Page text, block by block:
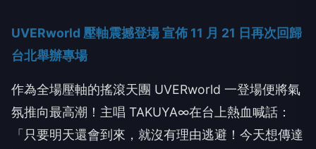
UVERworld 壓軸震撼登場 宣佈 11 月 21 日再次回歸
台北舉辦專場
作為全場壓軸的搖滾天團 UVERworld 一登場便將氣
氛推向最高潮！主唱 TAKUYA∞在台上熱血喊話：
「只要明天還會到來，就沒有理由逃避！今天想傳達